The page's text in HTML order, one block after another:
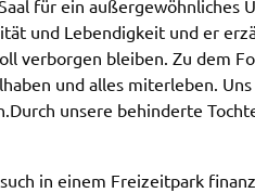
für ein außer­ge­wöhn­li­ches
und Leben­dig­keit und er
verbor­gen blei­ben. Zu dem
und alles miter­le­ben.
Durch unse­re behin­der­te
in einem Frei­zeit­park